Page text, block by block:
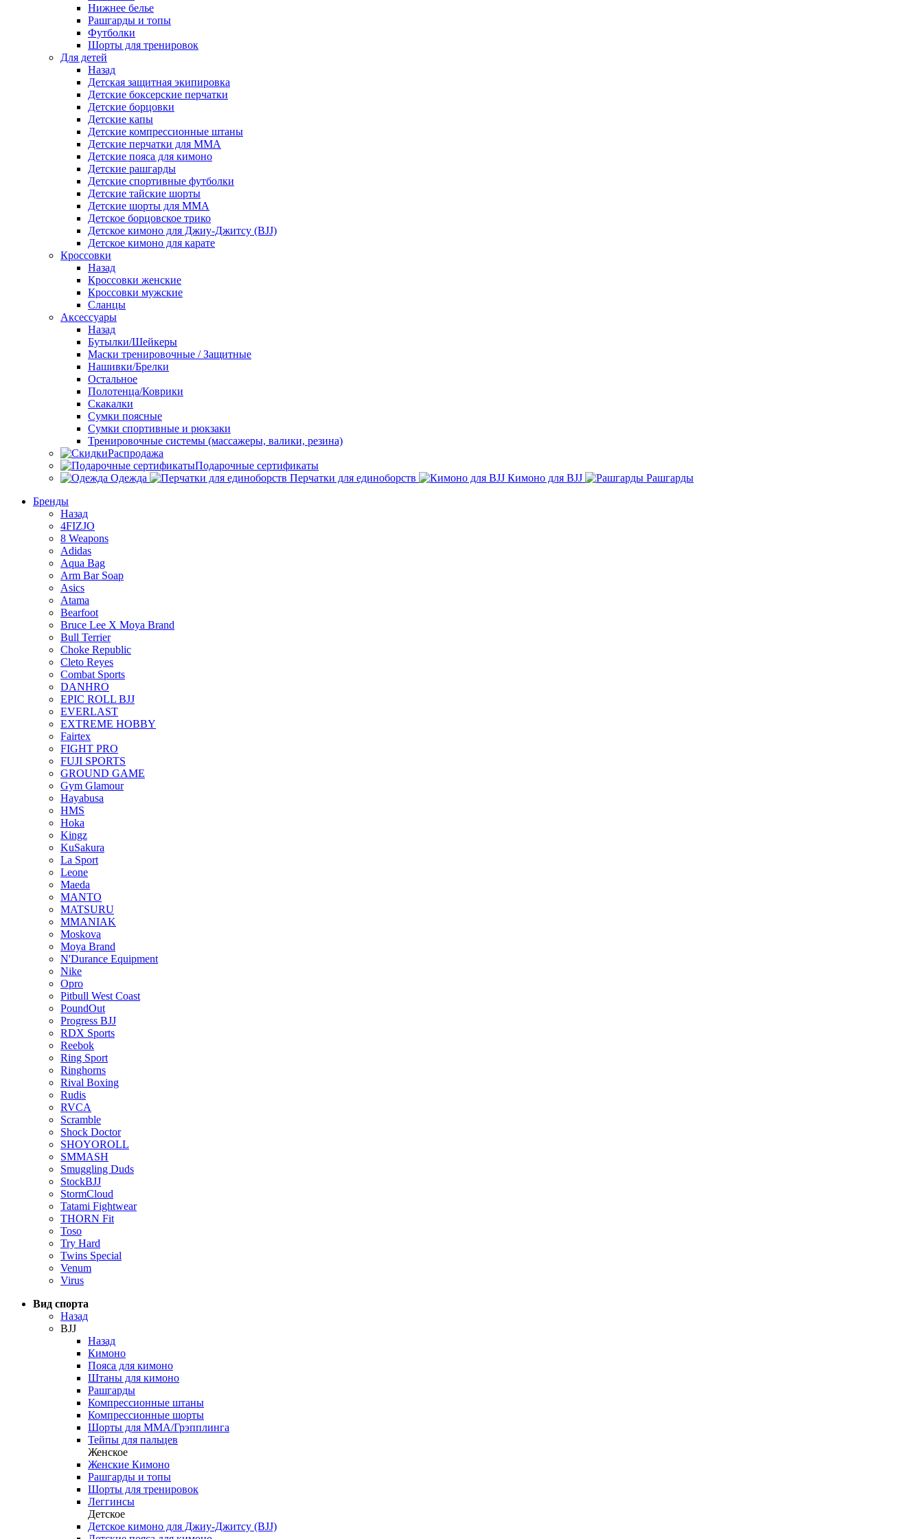
Нижнее белье
Рашгарды и топы
Футболки
Шорты для тренировок
Для детей
Назад
Детская защитная экипировка
Детские боксерские перчатки
Детские борцовки
Детские капы
Детские компрессионные штаны
Детские перчатки для ММА
Детские пояса для кимоно
Детские рашгарды
Детские спортивные футболки
Детские тайские шорты
Детские шорты для ММА
Детское борцовское трико
Детское кимоно для Джиу-Джитсу (BJJ)
Детское кимоно для карате
Кроссовки
Назад
Кроссовки женские
Кроссовки мужские
Сланцы
Аксессуары
Назад
Бутылки/Шейкеры
Маски тренировочные / Защитные
Нашивки/Брелки
Остальное
Полотенца/Коврики
Скакалки
Сумки поясные
Сумки спортивные и рюкзаки
Тренировочные системы (массажеры, валики, резина)
Распродажа
Подарочные сертификаты
Одежда
Перчатки для единоборств Кимоно для BJJ
Рашгарды
Бренды
Назад
4FIZJO
8 Weapons
Adidas
Aqua Bag
Arm Bar Soap
Asics
Atama
Bearfoot
Bruce Lee X Moya Brand
Bull Terrier
Choke Republic
Cleto Reyes
Combat Sports
DANHRO
EPIC ROLL BJJ
EVERLAST
EXTREME HOBBY
Fairtex
FIGHT PRO
FUJI SPORTS
GROUND GAME
Gym Glamour
Hayabusa
HMS
Hoka
Kingz
KuSakura
La Sport
Leone
Maeda
MANTO
MATSURU
MMANIAK
Moskova
Moya Brand
N'Durance Equipment
Nike
Opro
Pitbull West Coast
PoundOut
Progress BJJ
RDX Sports
Reebok
Ring Sport
Ringhorns
Rival Boxing
Rudis
RVCA
Scramble
Shock Doctor
SHOYOROLL
SMMASH
Smuggling Duds
StockBJJ
StormCloud
Tatami Fightwear
THORN Fit
Toso
Try Hard
Twins Special
Venum
Virus
Вид спорта
Назад
BJJ
Назад
Кимоно
Пояса для кимоно
Штаны для кимоно
Рашгарды
Компрессионные штаны
Компрессионные шорты
Шорты для ММА/Грэпплинга
Тейпы для пальцев
Женское
Женские Кимоно
Рашгарды и топы
Шорты для тренировок
Леггинсы
Детское
Детское кимоно для Джиу-Джитсу (BJJ)